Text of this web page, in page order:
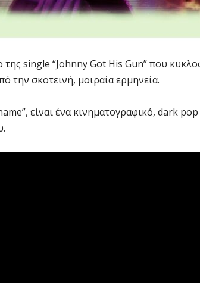
single “Johnny Got His Gun” που
την σκοτεινή, μοιραία ερμηνεία.
είναι ένα κινηματογραφικό, dark